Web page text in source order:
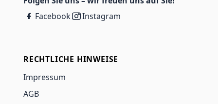
Facebook
Instagram
RECHTLICHE HINWEISE
Impressum
AGB